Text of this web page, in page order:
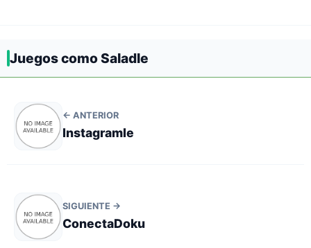
Juegos como Saladle
← ANTERIOR
Instagramle
SIGUIENTE →
ConectaDoku